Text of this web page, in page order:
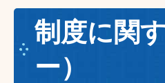
制度に関
ー）